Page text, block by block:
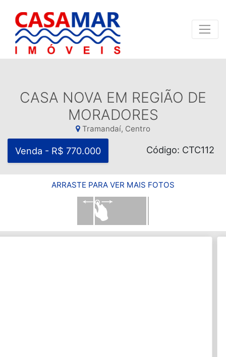
CASA NOVA EM REGIÃO DE
MORADORES
Tramandaí, Centro
Código: CTC112
Venda - R$ 770.000
ARRASTE PARA VER MAIS FOTOS